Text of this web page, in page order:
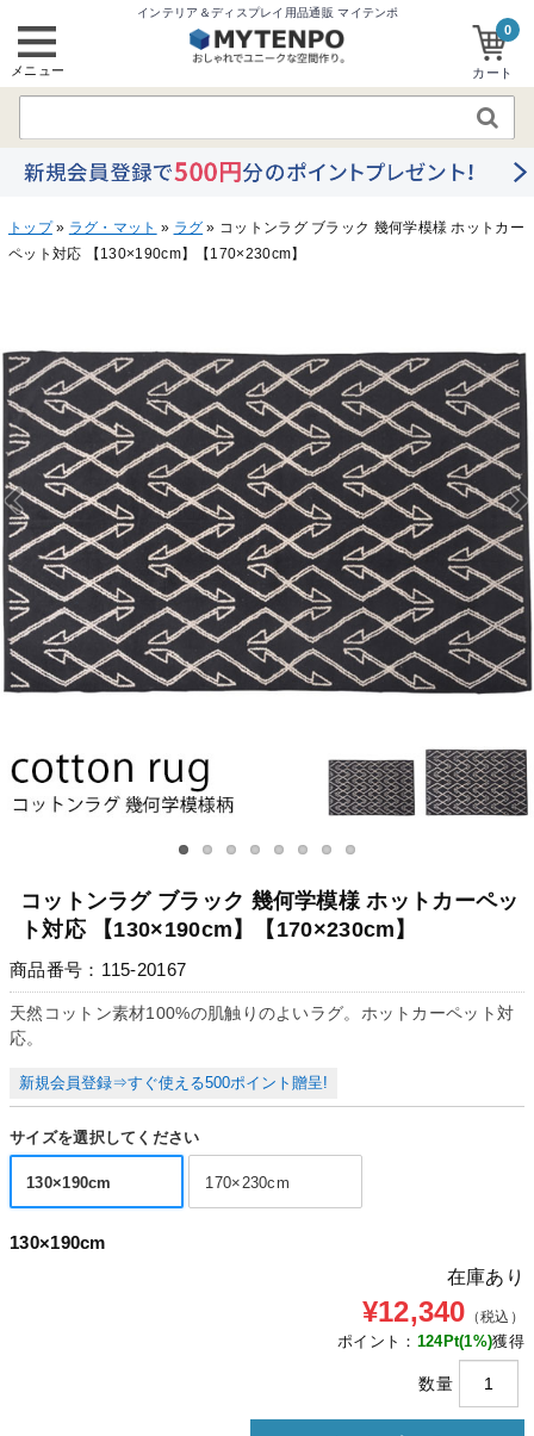
インテリア＆ディスプレイ用品通販 マイテンポ
0
カート
メニュー
トップ» ラグ・マット » ラグ » コットンラグ ブラック 幾何学模様 ホットカー
ペット対応 【130×190cm】【170×230cm】
コットンラグ ブラック 幾何学模様 ホットカーペッ
ト対応 【130×190cm】【170×230cm】
商品番号：115-20167
天然コットン素材100%の肌触りのよいラグ。ホットカーペット対
応。
新規会員登録⇒すぐ使える500ポイント贈呈!
サイズを選択してください
130×190cm 170×230cm
130×190cm
在庫あり
¥12,340 （税込）
ポイント： 124Pt(1%)獲得
数量